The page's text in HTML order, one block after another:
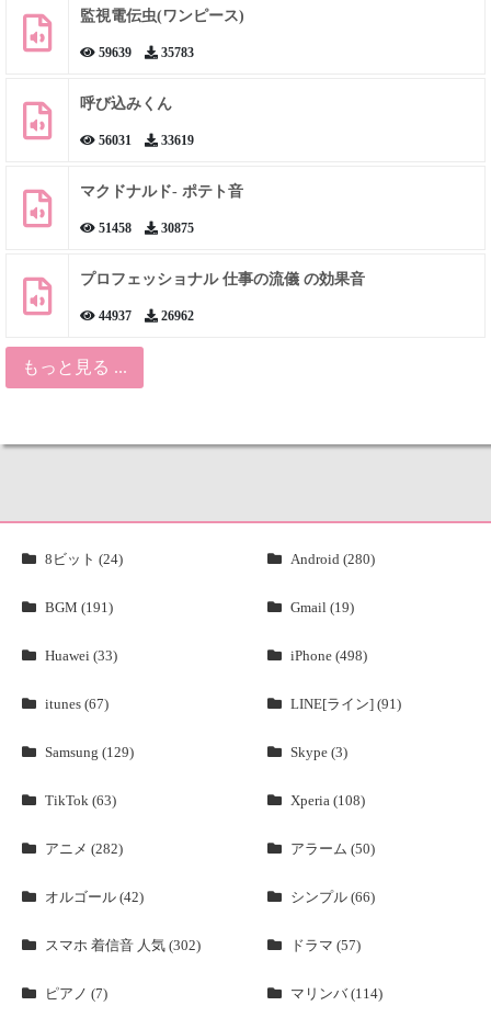
監視電伝虫(ワンピース)
59639 35783
呼び込みくん
56031 33619
マクドナルド- ポテト音
51458 30875
プロフェッショナル 仕事の流儀 の効果音
44937 26962
もっと見る ...
8ビット (24) Android (280)
BGM (191) Gmail (19)
Huawei (33) iPhone (498)
itunes (67) LINE[ライン] (91)
Samsung (129) Skype (3)
TikTok (63) Xperia (108)
アニメ (282) アラーム (50)
オルゴール (42) シンプル (66)
スマホ 着信音 人気 (302) ドラマ (57)
ピアノ (7) マリンバ (114)